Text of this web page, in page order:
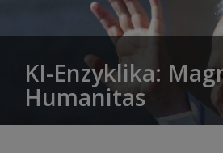
KI-Enzyklika:
Humanitas